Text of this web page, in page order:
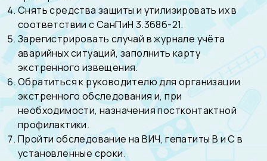
Снять средства защиты и утилизировать их в
соответствии с СанПиН 3.3686-21.
Зарегистрировать случай в журнале учёта
аварийных ситуаций, заполнить карту
экстренного извещения.
Обратиться к руководителю для организации
экстренного обследования и, при
необходимости, назначения постконтактной
профилактики.
Пройти обследование на ВИЧ, гепатиты В и С в
установленные сроки.